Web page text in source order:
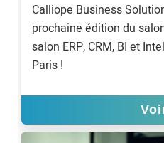
Calliope Business
prochaine édition du
salon ERP, CRM, BI et
Paris !